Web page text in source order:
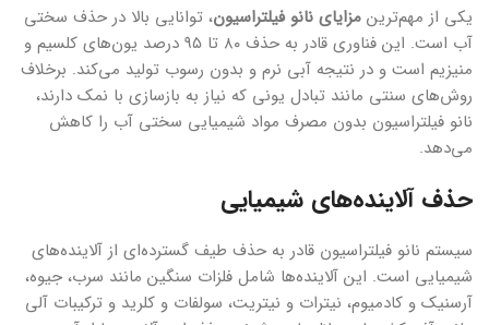
یکی از مهم‌ترین مزایای نانو فیلتراسیون، توانایی بالا در حذف سختی
آب است. این فناوری قادر به حذف ۸۰ تا ۹۵ درصد یون‌های کلسیم و
منیزیم است و در نتیجه آبی نرم و بدون رسوب تولید می‌کند. برخلاف
روش‌های سنتی مانند تبادل یونی که نیاز به بازسازی با نمک دارند،
نانو فیلتراسیون بدون مصرف مواد شیمیایی سختی آب را کاهش
می‌دهد.
حذف آلاینده‌های شیمیایی
سیستم نانو فیلتراسیون قادر به حذف طیف گسترده‌ای از آلاینده‌های
شیمیایی است. این آلاینده‌ها شامل فلزات سنگین مانند سرب، جیوه،
آرسنیک و کادمیوم، نیترات و نیتریت، سولفات و کلرید و ترکیبات آلی